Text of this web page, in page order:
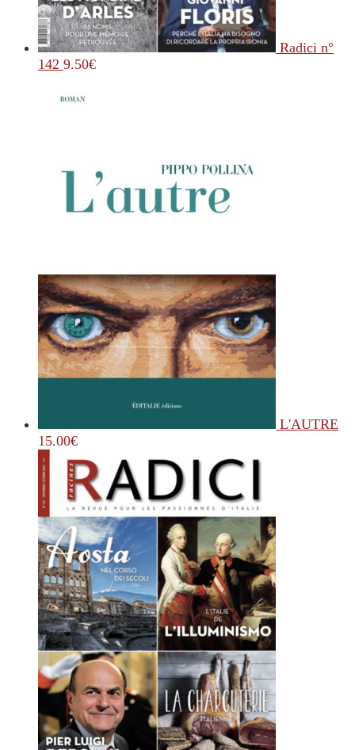
Radici n°
142 9.50€
L'AUTRE
15.00€